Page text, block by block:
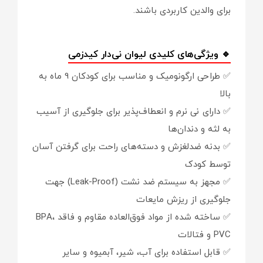
برای والدین کاربردی باشند.
🔹 ویژگی‌های کلیدی لیوان نی‌دار کیدزمی
✅ طراحی ارگونومیک و مناسب برای کودکان 9 ماه به
بالا
✅ دارای نی نرم و انعطاف‌پذیر برای جلوگیری از آسیب
به لثه و دندان‌ها
✅ بدنه ضدلغزش و دسته‌های راحت برای گرفتن آسان
توسط کودک
✅ مجهز به سیستم ضد نشت (Leak-Proof) جهت
جلوگیری از ریزش مایعات
✅ ساخته شده از مواد فوق‌العاده مقاوم و فاقد BPA،
PVC و فتالات
✅ قابل استفاده برای آب، شیر، آبمیوه و سایر